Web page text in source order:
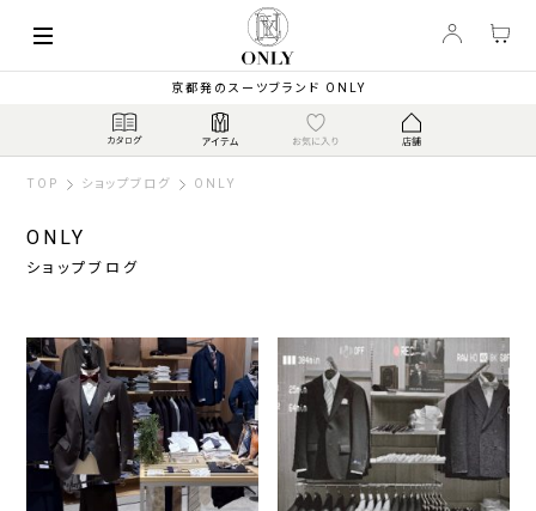
京都発のスーツブランド ONLY
TOP ショップブログ ONLY
ONLY
ショップブログ